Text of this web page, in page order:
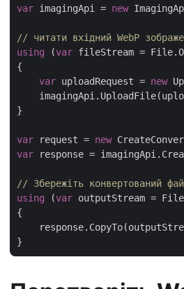
var imagingApi = new
// читати вхідний WebP
using (var fileStream =
{
var uploadRequest = new
}
var request = new
var response =
// Збережіть конвертований
using (var outputStream =
{